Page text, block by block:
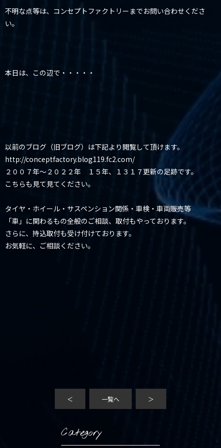
不明な点等は、コンセプトファクトリーまでお問い合わせくださ
い。
本日は、この辺で・・・・・
以前のブログ（旧ブログ）は下記より閲覧して頂けます。
http://conceptfactory.blog119.fc2.com/
２００７年～２０２２年 １５年、１３１７更新の足跡です。
こちらも見て見てください。
タイヤ・ホイール・サスペンション関係・車検・車両販売等
「車」に関わるもの全般のご相談、取付もやっております。
さらに、持込取付も受け付けております。
お気軽に、ご相談ください。
＜ 一覧へ ＞
Category